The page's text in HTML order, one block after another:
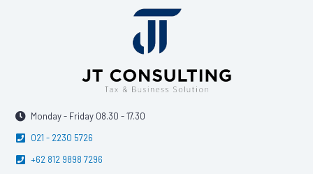
Monday - Friday 08.30 - 17.30
021 - 2230 5726
+62 812 9898 7296